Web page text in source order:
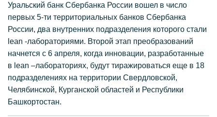
Уральский банк Сбербанка России вошел в число
первых 5-ти территориальных банков Сбербанка
России, два внутренних подразделения которого стали
lean -лабораториями. Второй этап преобразований
начнется с 6 апреля, когда инновации, разработанные
в lean –лабораториях, будут тиражироваться еще в 18
подразделениях на территории Свердловской,
Челябинской, Курганской областей и Республики
Башкортостан.